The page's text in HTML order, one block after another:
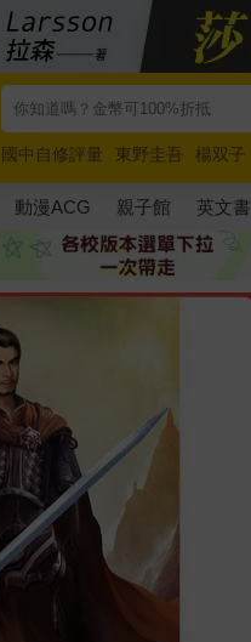
國中自修評量 東野圭吾 楊双子
唯紅花綻放
奧德賽 路邊攤新作
動漫ACG 親子館 英文書